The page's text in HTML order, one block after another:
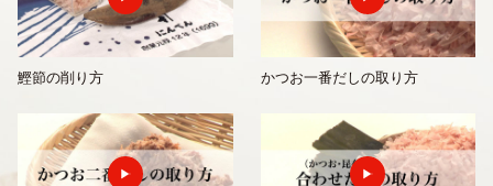
鰹節の削り方 かつお一番だしの取り方